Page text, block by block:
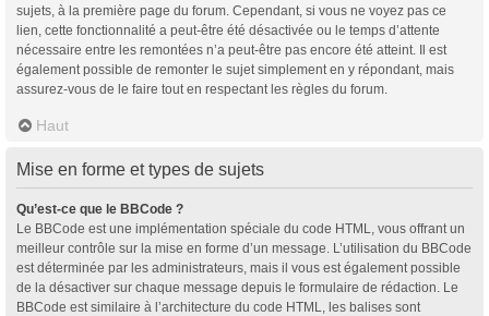
sujets, à la première page du forum. Cependant, si vous ne voyez pas ce
lien, cette fonctionnalité a peut-être été désactivée ou le temps d’attente
nécessaire entre les remontées n’a peut-être pas encore été atteint. Il est
également possible de remonter le sujet simplement en y répondant, mais
assurez-vous de le faire tout en respectant les règles du forum.
Haut
Mise en forme et types de sujets
Qu’est-ce que le BBCode ?
Le BBCode est une implémentation spéciale du code HTML, vous offrant un
meilleur contrôle sur la mise en forme d’un message. L’utilisation du BBCode
est déterminée par les administrateurs, mais il vous est également possible
de la désactiver sur chaque message depuis le formulaire de rédaction. Le
BBCode est similaire à l’architecture du code HTML, les balises sont